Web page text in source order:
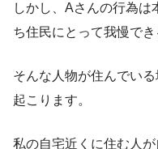
しかし、Aさんの行為は
ち住民にとって我慢で
そんな人物が住んでい
起こります。
私の自宅近くに住む人